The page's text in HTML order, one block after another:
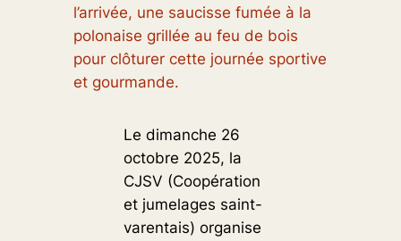
l’arrivée, une saucisse fumée à la
polonaise grillée au feu de bois
pour clôturer cette journée sportive
et gourmande.
Le dimanche 26
octobre 2025, la
CJSV (Coopération
et jumelages saint-
varentais) organise